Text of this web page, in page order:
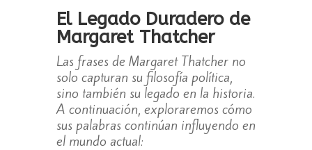
El Legado Duradero de
Margaret Thatcher
Las frases de Margaret Thatcher no
solo capturan su filosofía política,
sino también su legado en la historia.
A continuación, exploraremos cómo
sus palabras continúan influyendo en
el mundo actual: